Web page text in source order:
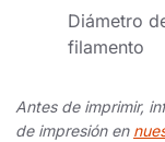
Diámetro
filamento
Antes de imprimir,
de impresión en